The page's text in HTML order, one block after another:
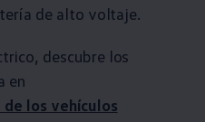
de alto voltaje.
descubre los
en
de los vehículos